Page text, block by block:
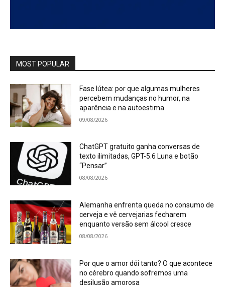
MOST POPULAR
Fase lútea: por que algumas mulheres
percebem mudanças no humor, na
aparência e na autoestima
09/08/2026
ChatGPT gratuito ganha conversas de
texto ilimitadas, GPT-5.6 Luna e botão
“Pensar”
08/08/2026
Alemanha enfrenta queda no consumo de
cerveja e vê cervejarias fecharem
enquanto versão sem álcool cresce
08/08/2026
Por que o amor dói tanto? O que acontece
no cérebro quando sofremos uma
desilusão amorosa